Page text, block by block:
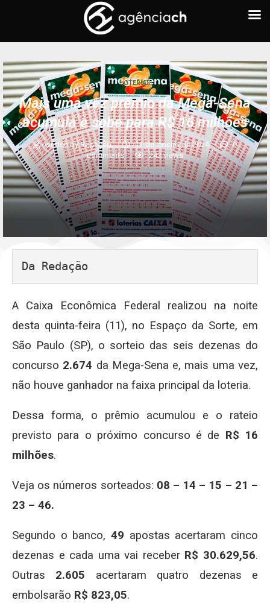
LOTERIAS
Mais uma vez prêmio da Mega-Sena
acumula e sobe para R$ 16 milhões
written byRedação 11 de janeiro de 2024
0
comments
242views
Da Redação
A Caixa Econômica Federal realizou na noite
desta quinta-feira (11), no Espaço da Sorte, em
São Paulo (SP), o sorteio das seis dezenas do
concurso 2.674 da Mega-Sena e, mais uma vez,
não houve ganhador na faixa principal da loteria.
Dessa forma, o prêmio acumulou e o rateio
previsto para o próximo concurso é de R$ 16
milhões.
Veja os números sorteados: 08 – 14 – 15 – 21 –
23 – 46.
Segundo o banco, 49 apostas acertaram cinco
dezenas e cada uma vai receber R$ 30.629,56.
Outras 2.605 acertaram quatro dezenas e
embolsarão R$ 823,05.